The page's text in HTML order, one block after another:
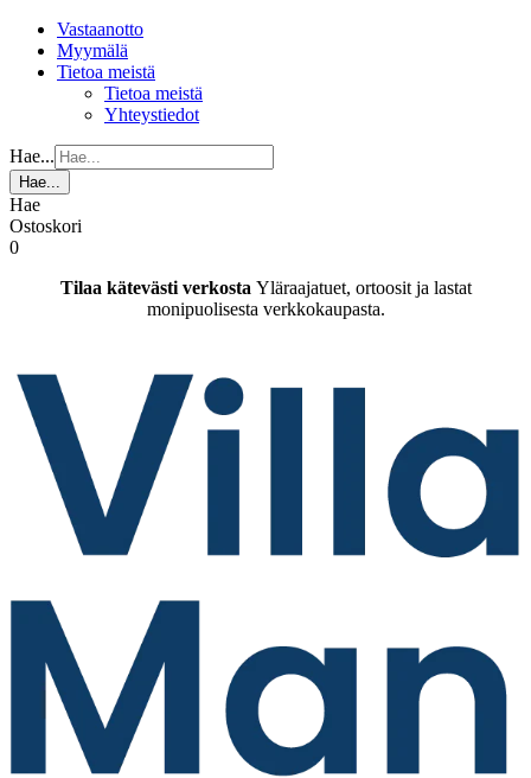
Vastaanotto
Myymälä
Tietoa meistä
Tietoa meistä
Yhteystiedot
Hae...
Hae...
Hae
Ostoskori
0
Tilaa kätevästi verkosta Yläraajatuet, ortoosit ja lastat
monipuolisesta verkkokaupasta.